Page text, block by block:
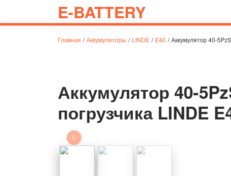
E-BATTERY
Главная / Аккумуляторы / LINDE / E40 / Аккумулятор 40-
Аккумулятор 40-
погрузчика LINDE